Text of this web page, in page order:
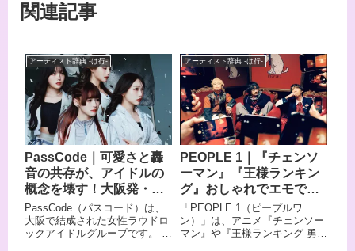
関連記事
アーティスト辞典 -は行-
PassCode｜可愛さと轟
音の共存が、アイドルの
概念を壊す！大阪発・世
界基準のラウドロックア
イドル
PassCode（パスコード）は、
大阪で結成された女性ラウドロ
ックアイドルグループです。 そ
アーティスト辞典 -は行-
PEOPLE 1｜『チェンソ
ーマン』『王様ランキン
グ』おしゃれでエモで中
毒性抜群、ジャンル横断
サウンド
「PEOPLE 1（ピープルワ
ン）」は、アニメ『チェンソー
マン』や『王様ランキング 勇気